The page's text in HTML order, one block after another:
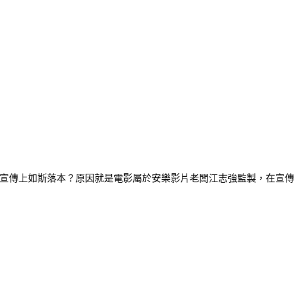
傳上如斯落本？原因就是電影屬於安樂影片老闆江志強監製，在宣傳